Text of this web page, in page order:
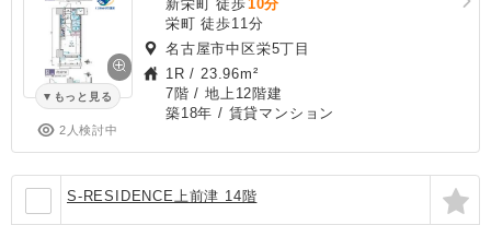
もっと見る
2人検討中
新栄町 徒歩10分
栄町 徒歩11分
名古屋市中区栄5丁目
1R / 23.96m²
7階 / 地上12階建
築18年 / 賃貸マンション
S-RESIDENCE上前津 14階